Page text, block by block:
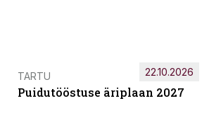
TARTU
Puidutööstuse äriplaan 2027
22.10.2026